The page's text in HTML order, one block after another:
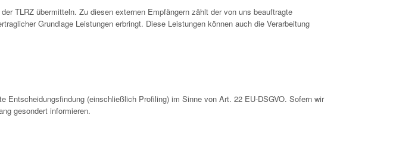
TLRZ übermitteln. Zu diesen externen Empfängern zählt der von uns beauftragte
Grundlage Leistungen erbringt. Diese Leistungen können auch die Verarbeitung
(einschließlich Profiling) im Sinne von Art. 22 EU-DSGVO. Sofern wir
gesondert informieren.